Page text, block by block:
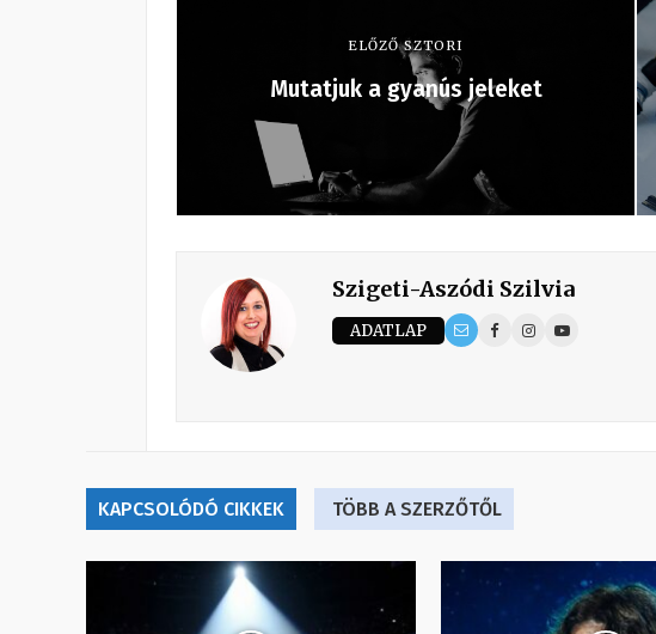
ELŐZŐ SZTORI
Mutatjuk a gyanús jeleket
Szigeti-Aszódi Szilvia
ADATLAP
KAPCSOLÓDÓ CIKKEK TÖBB A SZERZŐTŐL